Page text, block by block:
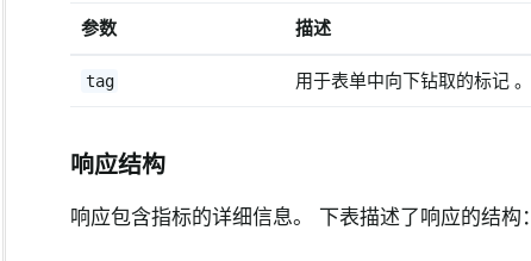
参数 描述
tag 用于表单中向下钻取的标记 。
响应结构
响应包含指标的详细信息。 下表描述了响应的结构：